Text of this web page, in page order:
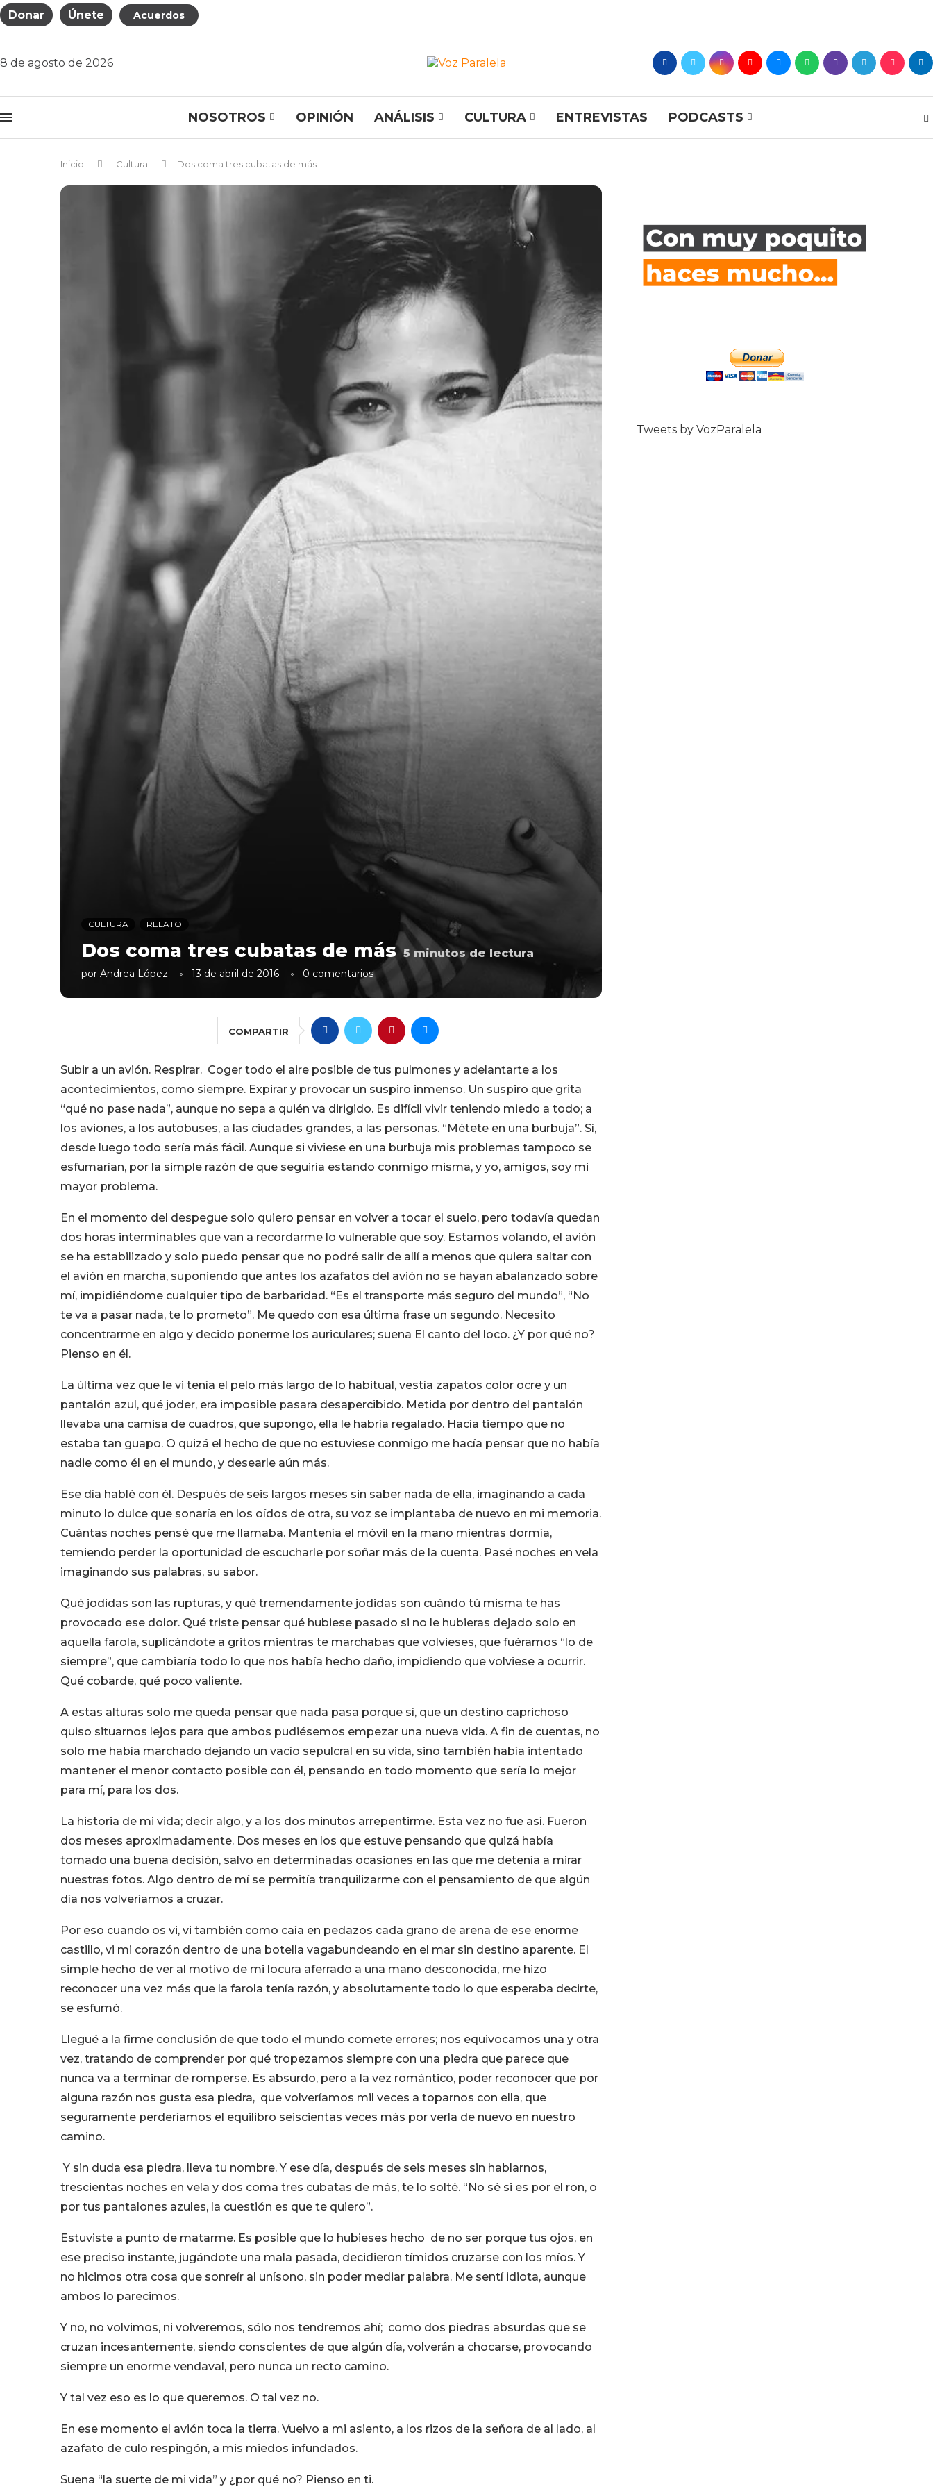
Donar Únete Acuerdos
8 de agosto de 2026
NOSOTROS OPINIÓN ANÁLISIS CULTURA ENTREVISTAS PODCASTS
Inicio Cultura Dos coma tres cubatas de más
CULTURA RELATO
Dos coma tres cubatas de más 5 minutos de lectura
por Andrea López 13 de abril de 2016 0 comentarios
COMPARTIR
Subir a un avión. Respirar. Coger todo el aire posible de tus pulmones y adelantarte a los
acontecimientos, como siempre. Expirar y provocar un suspiro inmenso. Un suspiro que grita
“qué no pase nada”, aunque no sepa a quién va dirigido. Es difícil vivir teniendo miedo a todo; a
los aviones, a los autobuses, a las ciudades grandes, a las personas. “Métete en una burbuja”. Sí,
desde luego todo sería más fácil. Aunque si viviese en una burbuja mis problemas tampoco se
esfumarían, por la simple razón de que seguiría estando conmigo misma, y yo, amigos, soy mi
mayor problema.
En el momento del despegue solo quiero pensar en volver a tocar el suelo, pero todavía quedan
dos horas interminables que van a recordarme lo vulnerable que soy. Estamos volando, el avión
se ha estabilizado y solo puedo pensar que no podré salir de allí a menos que quiera saltar con
el avión en marcha, suponiendo que antes los azafatos del avión no se hayan abalanzado sobre
mí, impidiéndome cualquier tipo de barbaridad. “Es el transporte más seguro del mundo”, “No
te va a pasar nada, te lo prometo”. Me quedo con esa última frase un segundo. Necesito
concentrarme en algo y decido ponerme los auriculares; suena El canto del loco. ¿Y por qué no?
Pienso en él.
La última vez que le vi tenía el pelo más largo de lo habitual, vestía zapatos color ocre y un
pantalón azul, qué joder, era imposible pasara desapercibido. Metida por dentro del pantalón
llevaba una camisa de cuadros, que supongo, ella le habría regalado. Hacía tiempo que no
estaba tan guapo. O quizá el hecho de que no estuviese conmigo me hacía pensar que no había
nadie como él en el mundo, y desearle aún más.
Ese día hablé con él. Después de seis largos meses sin saber nada de ella, imaginando a cada
minuto lo dulce que sonaría en los oídos de otra, su voz se implantaba de nuevo en mi memoria.
Cuántas noches pensé que me llamaba. Mantenía el móvil en la mano mientras dormía,
temiendo perder la oportunidad de escucharle por soñar más de la cuenta. Pasé noches en vela
imaginando sus palabras, su sabor.
Qué jodidas son las rupturas, y qué tremendamente jodidas son cuándo tú misma te has
provocado ese dolor. Qué triste pensar qué hubiese pasado si no le hubieras dejado solo en
aquella farola, suplicándote a gritos mientras te marchabas que volvieses, que fuéramos “lo de
siempre”, que cambiaría todo lo que nos había hecho daño, impidiendo que volviese a ocurrir.
Qué cobarde, qué poco valiente.
A estas alturas solo me queda pensar que nada pasa porque sí, que un destino caprichoso
quiso situarnos lejos para que ambos pudiésemos empezar una nueva vida. A fin de cuentas, no
solo me había marchado dejando un vacío sepulcral en su vida, sino también había intentado
mantener el menor contacto posible con él, pensando en todo momento que sería lo mejor
para mí, para los dos.
La historia de mi vida; decir algo, y a los dos minutos arrepentirme. Esta vez no fue así. Fueron
dos meses aproximadamente. Dos meses en los que estuve pensando que quizá había
tomado una buena decisión, salvo en determinadas ocasiones en las que me detenía a mirar
nuestras fotos. Algo dentro de mí se permitía tranquilizarme con el pensamiento de que algún
día nos volveríamos a cruzar.
Por eso cuando os vi, vi también como caía en pedazos cada grano de arena de ese enorme
castillo, vi mi corazón dentro de una botella vagabundeando en el mar sin destino aparente. El
simple hecho de ver al motivo de mi locura aferrado a una mano desconocida, me hizo
reconocer una vez más que la farola tenía razón, y absolutamente todo lo que esperaba decirte,
se esfumó.
Llegué a la firme conclusión de que todo el mundo comete errores; nos equivocamos una y otra
vez, tratando de comprender por qué tropezamos siempre con una piedra que parece que
nunca va a terminar de romperse. Es absurdo, pero a la vez romántico, poder reconocer que por
alguna razón nos gusta esa piedra, que volveríamos mil veces a toparnos con ella, que
seguramente perderíamos el equilibro seiscientas veces más por verla de nuevo en nuestro
camino.
Y sin duda esa piedra, lleva tu nombre. Y ese día, después de seis meses sin hablarnos,
trescientas noches en vela y dos coma tres cubatas de más, te lo solté. “No sé si es por el ron, o
por tus pantalones azules, la cuestión es que te quiero”.
Estuviste a punto de matarme. Es posible que lo hubieses hecho de no ser porque tus ojos, en
ese preciso instante, jugándote una mala pasada, decidieron tímidos cruzarse con los míos. Y
no hicimos otra cosa que sonreír al unísono, sin poder mediar palabra. Me sentí idiota, aunque
ambos lo parecimos.
Y no, no volvimos, ni volveremos, sólo nos tendremos ahí; como dos piedras absurdas que se
cruzan incesantemente, siendo conscientes de que algún día, volverán a chocarse, provocando
siempre un enorme vendaval, pero nunca un recto camino.
Y tal vez eso es lo que queremos. O tal vez no.
En ese momento el avión toca la tierra. Vuelvo a mi asiento, a los rizos de la señora de al lado, al
azafato de culo respingón, a mis miedos infundados.
Suena “la suerte de mi vida” y ¿por qué no? Pienso en ti.
Tweets by VozParalela